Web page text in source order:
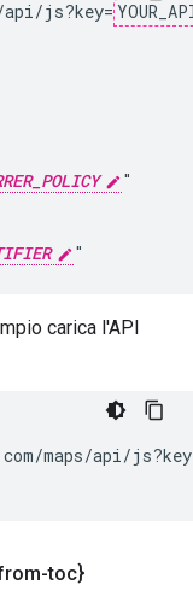
api/js?key=
"
carica l'API
maps/api/
toc}